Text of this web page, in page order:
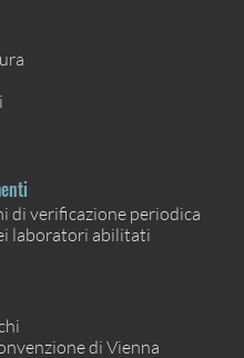
di verificazione periodica
laboratori abilitati
di Vienna